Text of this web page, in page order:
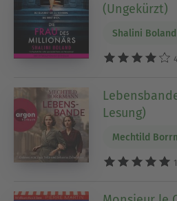
(Ungekürzt)
Shalini Boland
Lesung)
Mechtild